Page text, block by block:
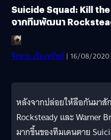
Suicide Squad: Kill
จากทีมพัฒนา
จีรนาถ เรืองทรัพย์ | 16/08/2020
หลังจากปล่อยให้ลือกันมา
Rocksteady และ Warner
มากขึ้นของทีมเดนตาย